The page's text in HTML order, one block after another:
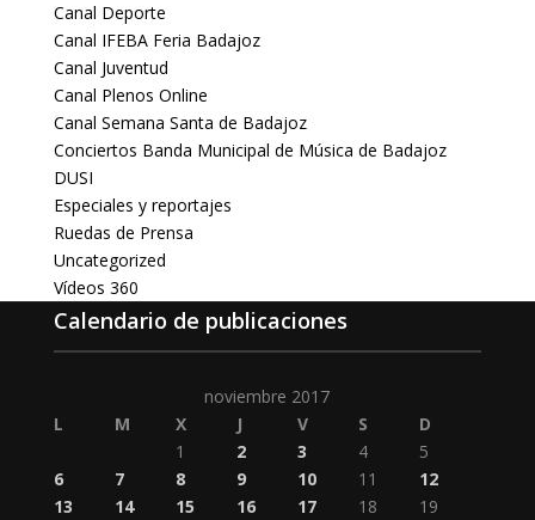
Canal Deporte
Canal IFEBA Feria Badajoz
Canal Juventud
Canal Plenos Online
Canal Semana Santa de Badajoz
Conciertos Banda Municipal de Música de Badajoz
DUSI
Especiales y reportajes
Ruedas de Prensa
Uncategorized
Vídeos 360
Calendario de publicaciones
noviembre 2017
L
M X J V S
D
1
2 3 4
5
6
7 8 9 10 11
12
13
14 15 16 17 18
19